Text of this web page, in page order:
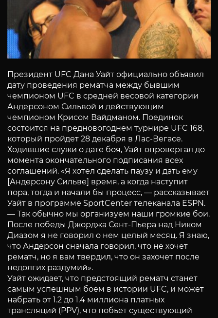
Президент UFC Дана Уайт официально объявил
дату проведения рематча между бывшим
чемпионом UFC в средней весовой категории
Андерсоном Сильвой и действующим
чемпионом Крисом Вайдманом. Поединок
состоится на предновогоднем турнире UFC 168,
который пройдет 28 декабря в Лас-Вегасе.
Ходившие служи о дате боя, Уайт опровергал до
момента окончательного подписания всех
соглашений. «Я хотел сделать паузу и дать ему
[Андерсону Сильве] время, а когда наступит
пора, тогда и начали бы процесс, — рассказывает
Уайт в программе SportCenter телеканала ESPN.
— Так обычно мы организуем наши громкие бои.
После победы Джорджа Сент-Пьера над Ником
Диазом я не говорил о нем целый месяц. Я знаю,
что Андерсон сначала говорил, что не хочет
рематч, но я вам твердил, что он захочет после
недолгих раздумий».
Уайт ожидает, что предстоящий рематч станет
самым успешным боем в истории UFC, и может
набрать от 1.2 до 1.4 миллиона платных
трансляций (PPV), что побьет существующий